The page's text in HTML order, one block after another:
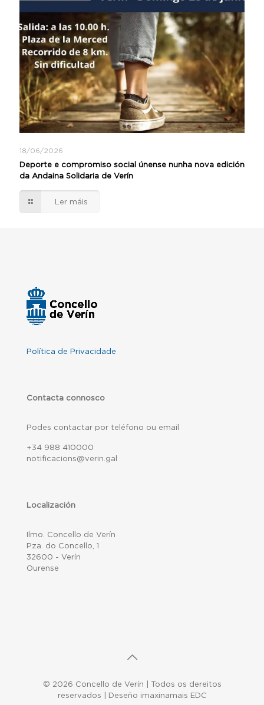
18/06/2026
Deporte e compromiso social únense nunha nova edición
da Andaina Solidaria de Verín
Ler máis
Política de Privacidade
Contacta connosco
Podes contactar por teléfono ou email
+34 988 410000
notificacions@verin.gal
Localización
Ilmo. Concello de Verín
Pza. do Concello, 1
32600 - Verín
Ourense
© 2026 Concello de Verín | Todos os dereitos
reservados | Deseño imaxinamais EDC